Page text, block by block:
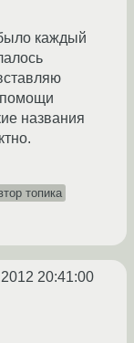
каждый
названия
топика
20:41:00